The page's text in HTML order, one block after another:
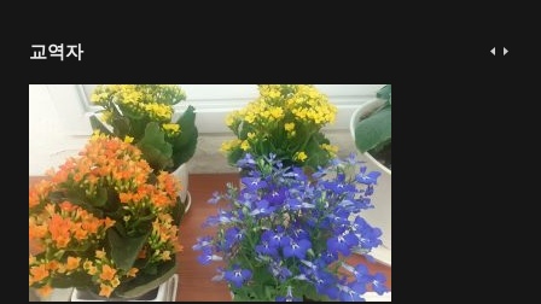
교역자